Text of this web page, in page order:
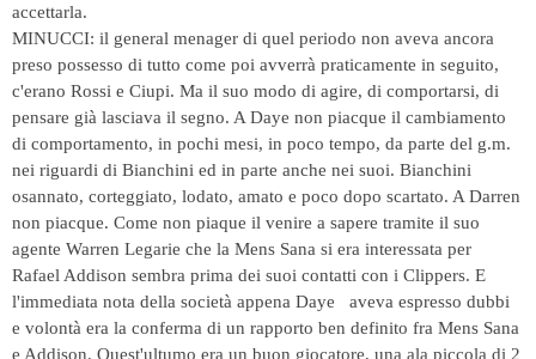
accettarla.
MINUCCI: il general menager di quel periodo non aveva ancora
preso possesso di tutto come poi avverrà praticamente in seguito,
c'erano Rossi e Ciupi. Ma il suo modo di agire, di comportarsi, di
pensare già lasciava il segno. A Daye non piacque il cambiamento
di comportamento, in pochi mesi, in poco tempo, da parte del g.m.
nei riguardi di Bianchini ed in parte anche nei suoi. Bianchini
osannato, corteggiato, lodato, amato e poco dopo scartato. A Darren
non piacque. Come non piaque il venire a sapere tramite il suo
agente Warren Legarie che la Mens Sana si era interessata per
Rafael Addison sembra prima dei suoi contatti con i Clippers. E
l'immediata nota della società appena Daye aveva espresso dubbi
e volontà era la conferma di un rapporto ben definito fra Mens Sana
e Addison. Quest'ultumo era un buon giocatore, una ala piccola di 2